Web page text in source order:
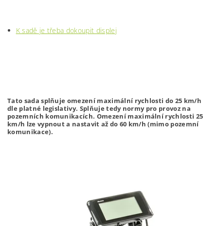
K sadě je třeba dokoupit displej
Tato sada splňuje omezení maximální rychlosti do 25 km/h
dle platné legislativy. Splňuje tedy normy pro provoz na
pozemních komunikacích. Omezení maximální rychlosti 25
km/h lze vypnout a nastavit až do 60 km/h (mimo pozemní
komunikace).